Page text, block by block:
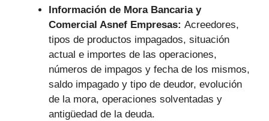
Información de Mora Bancaria y
Comercial Asnef Empresas: Acreedores,
tipos de productos impagados, situación
actual e importes de las operaciones,
números de impagos y fecha de los mismos,
saldo impagado y tipo de deudor, evolución
de la mora, operaciones solventadas y
antigüedad de la deuda.